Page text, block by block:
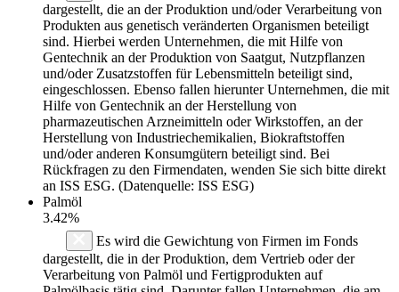
dargestellt, die an der Produktion und/oder Verarbeitung von
Produkten aus genetisch veränderten Organismen beteiligt
sind. Hierbei werden Unternehmen, die mit Hilfe von
Gentechnik an der Produktion von Saatgut, Nutzpflanzen
und/oder Zusatzstoffen für Lebensmitteln beteiligt sind,
eingeschlossen. Ebenso fallen hierunter Unternehmen, die mit
Hilfe von Gentechnik an der Herstellung von
pharmazeutischen Arzneimitteln oder Wirkstoffen, an der
Herstellung von Industriechemikalien, Biokraftstoffen
und/oder anderen Konsumgütern beteiligt sind. Bei
Rückfragen zu den Firmendaten, wenden Sie sich bitte direkt
an ISS ESG. (Datenquelle: ISS ESG)
Palmöl
3.42%
Es wird die Gewichtung von Firmen im Fonds
dargestellt, die in der Produktion, dem Vertrieb oder der
Verarbeitung von Palmöl und Fertigprodukten auf